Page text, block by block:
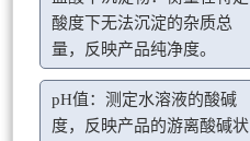
酸度下无法沉淀的杂质总
量，反映产品纯净度。
pH值：测定水溶液的酸碱
度，反映产品的游离酸碱状